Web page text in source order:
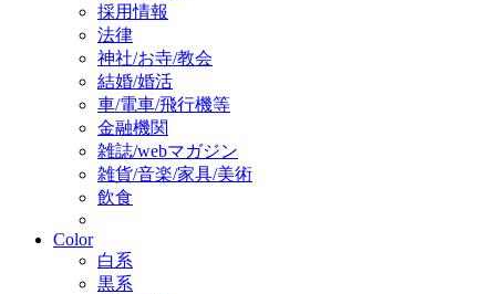
採用情報
法律
神社/お寺/教会
結婚/婚活
車/電車/飛行機等
金融機関
雑誌/webマガジン
雑貨/音楽/家具/美術
飲食
Color
白系
黒系